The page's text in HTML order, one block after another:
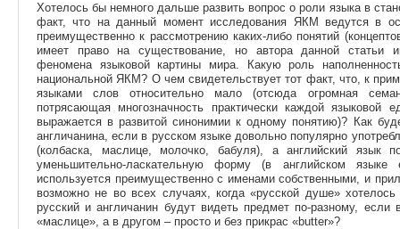
Хотелось бы немного дальше развить вопрос о роли языка в
факт, что на данный момент исследования ЯКМ ведутся в
преимущественно к рассмотрению каких-либо понятий
имеет право на существование, но автора данной статьи
феномена языковой картины мира. Какую роль
национальной ЯКМ? О чем свидетельствует тот факт, что, к
языками слов относительно мало (отсюда огромная
потрясающая многозначность практически каждой
выражается в развитой синонимии к одному понятию)? Как
англичанина, если в русском языке довольно популярно
(колбаска, маслице, молочко, бабуля), а английский язык
уменьшительно-ласкательную форму (в английском
используется преимущественно с именами собственными, и
возможно не во всех случаях, когда «русской душе»
русский и англичанин будут видеть предмет по-разному,
«маслице», а в другом – просто и без прикрас «butter»?